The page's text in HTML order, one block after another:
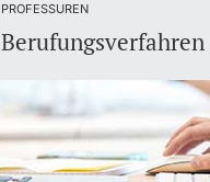
PROFESSUREN
Berufungsverfahren